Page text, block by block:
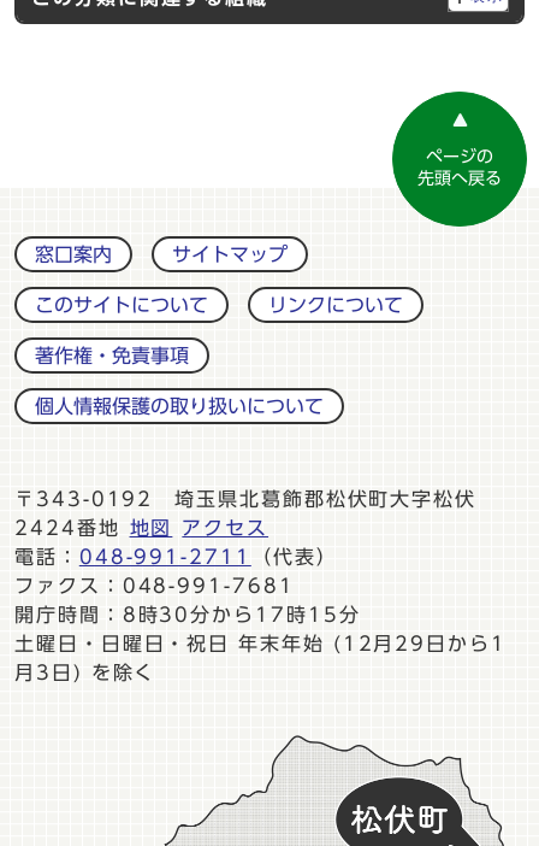
ページの
先頭へ戻る
窓口案内 サイトマップ
このサイトについて リンクについて
著作権・免責事項
個人情報保護の取り扱いについて
〒343-0192 埼玉県北葛飾郡松伏町大字松伏
2424番地
地図
アクセス
電話： 048-991-2711
（代表）
ファクス：048-991-7681
開庁時間：8時30分から17時15分
土曜日・日曜日・祝日 年末年始 (12月29日から1
月3日) を除く